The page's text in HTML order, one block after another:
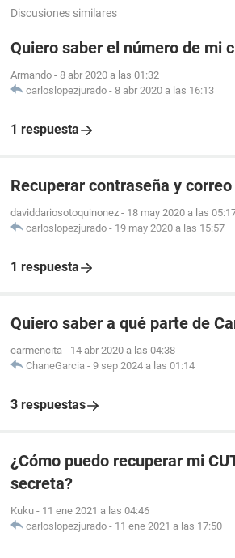
Discusiones similares
Quiero saber el número de mi
Armando - 8 abr 2020 a las 01:32
carloslopezjurado - 8 abr 2020 a las 16:13
1 respuesta
Recuperar contraseña y
daviddariosotoquinonez - 18 may 2020 a las
carloslopezjurado - 19 may 2020 a las 15:57
1 respuesta
Quiero saber a qué parte de
carmencita - 14 abr 2020 a las 04:38
ChaneGarcia - 9 sep 2024 a las 01:14
3 respuestas
¿Cómo puedo recuperar mi
secreta?
Kuku - 11 ene 2021 a las 04:46
carloslopezjurado - 11 ene 2021 a las 17:50